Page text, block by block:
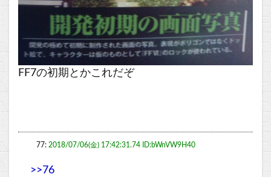
FF7の初期とかこれだぞ
77: 2018/07/06(金) 17:42:31.74 ID:bWnVW9H40
>>76